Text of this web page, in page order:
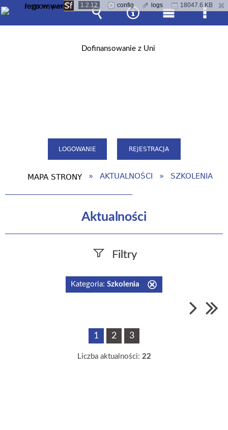
LOGOWANIE REJESTRACJA
MAPA STRONY AKTUALNOŚCI SZKOLENIA
Aktualności
Filtry
Szukana fraza
Kategoria: Szkolenia
1 2 3
Liczba aktualności: 22
Wyszukiwarka
Narzędzia
Menu
1.2.12 config logs 18047.6 KB